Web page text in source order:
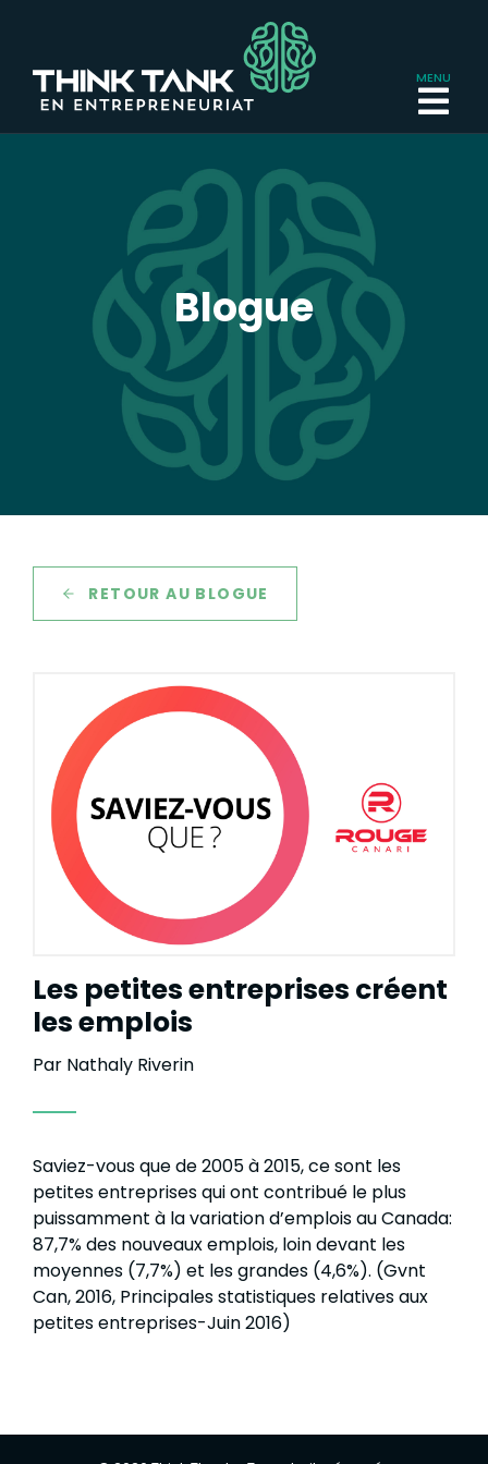
Blogue
RETOUR AU BLOGUE
Les petites entreprises créent
les emplois
Par Nathaly Riverin
Saviez-vous que de 2005 à 2015, ce sont les
petites entreprises qui ont contribué le plus
puissamment à la variation d’emplois au Canada:
87,7% des nouveaux emplois, loin devant les
moyennes (7,7%) et les grandes (4,6%). (Gvnt
Can, 2016, Principales statistiques relatives aux
petites entreprises-Juin 2016)